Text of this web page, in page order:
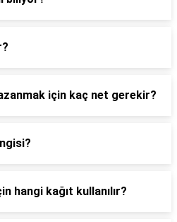
için kaç net gerekir?
hangi kağıt kullanılır?